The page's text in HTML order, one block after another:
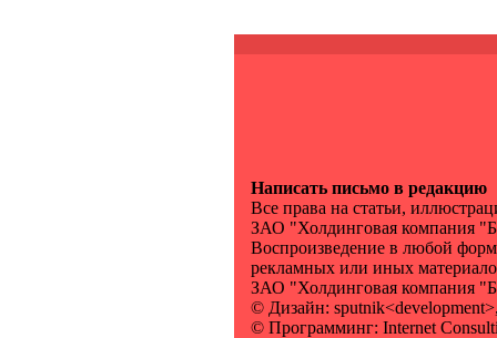
Написать письмо в редакцию
Все права на статьи,
ЗАО "Холдинговая компания
Воспроизведение в любой
рекламных или иных
ЗАО "Холдинговая компания
© Дизайн:
© Программинг: Internet